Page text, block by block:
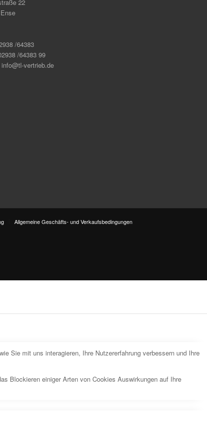
22
/64383
/64383 99
vertrieb.de
Allgemeine Geschäfts- und Verkaufsbedingungen
Sie mit uns interagieren, Ihre Nutzererfahrung verbessern und Ihre
Blockieren einiger Arten von Cookies Auswirkungen auf Ihre